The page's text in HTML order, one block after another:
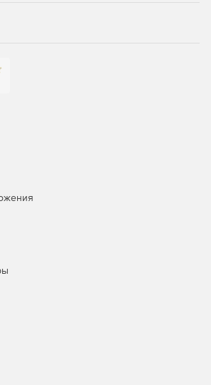
обновления описаний вирусов.
фоновая загрузка файлов не
систем Linux.
дистрибутивов Linux.
экрана для многосетевых ПК